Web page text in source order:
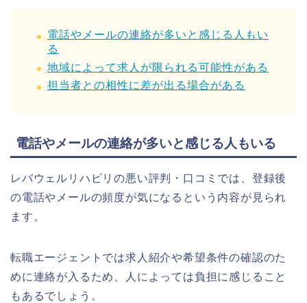
電話やメールの連絡が多いと感じる人もい
る
地域によって求人が限られる可能性がある
担当者との相性に差が出る場合がある
電話やメールの連絡が多いと感じる人もいる
レバウェルリハビリの悪い評判・口コミでは、登録後
の電話やメールの頻度が気になるという内容が見られ
ます。
転職エージェントでは求人紹介や希望条件の確認のた
めに連絡が入るため、人によっては負担に感じること
もあるでしょう。